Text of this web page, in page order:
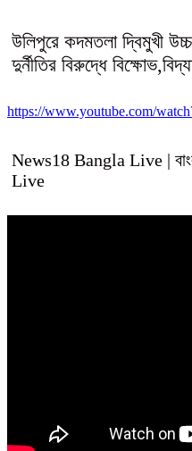
উলিপুরে কদমতলা দ্বিমুখী
দুর্নীতির বিরুদ্ধে
https://www.youtube.com/
News18 Bangla Live |
Live